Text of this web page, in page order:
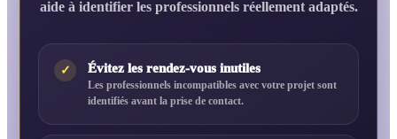
aide à identifier les professionnels réellement adaptés.
✓ Évitez les rendez-vous inutiles
Les professionnels incompatibles avec votre projet sont
identifiés avant la prise de contact.